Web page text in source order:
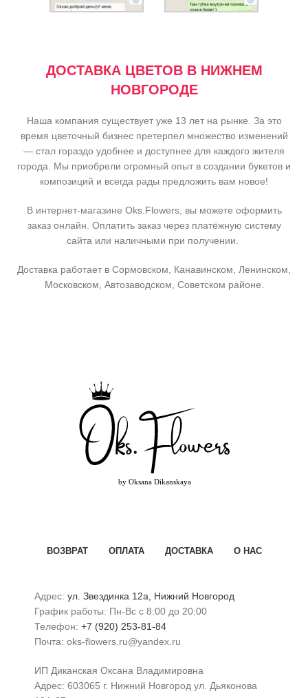
ДОСТАВКА ЦВЕТОВ В НИЖНЕМ
НОВГОРОДЕ
Наша компания существует уже 13 лет на рынке. За это
время цветочный бизнес претерпел множество изменений
— стал гораздо удобнее и доступнее для каждого жителя
города. Мы приобрели огромный опыт в создании букетов и
композиций и всегда рады предложить вам новое!
В интернет-магазине Oks.Flowers, вы можете оформить
заказ онлайн. Оплатить заказ через платёжную систему
сайта или наличными при получении.
Доставка работает в Сормовском, Канавинском, Ленинском,
Московском, Автозаводском, Советском районе.
ВОЗВРАТ ОПЛАТА ДОСТАВКА О НАС
Адрес: ул. Звездинка 12а, Нижний Новгород
График работы: Пн-Вс с 8:00 до 20:00
Телефон: +7 (920) 253-81-84
Почта: oks-flowers.ru@yandex.ru
ИП Диканская Оксана Владимировна
Адрес: 603065 г. Нижний Новгород ул. Дьяконова